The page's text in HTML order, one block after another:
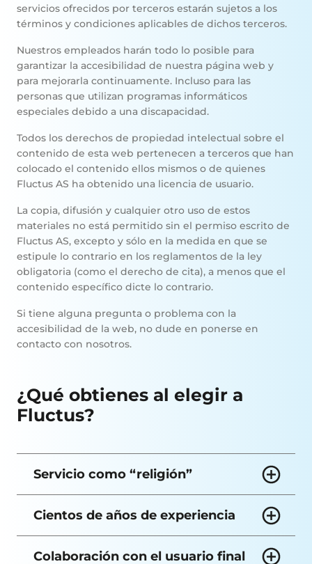
servicios ofrecidos por terceros estarán sujetos a los
términos y condiciones aplicables de dichos terceros.
Nuestros empleados harán todo lo posible para
garantizar la accesibilidad de nuestra página web y
para mejorarla continuamente. Incluso para las
personas que utilizan programas informáticos
especiales debido a una discapacidad.
Todos los derechos de propiedad intelectual sobre el
contenido de esta web pertenecen a terceros que han
colocado el contenido ellos mismos o de quienes
Fluctus AS ha obtenido una licencia de usuario.
La copia, difusión y cualquier otro uso de estos
materiales no está permitido sin el permiso escrito de
Fluctus AS, excepto y sólo en la medida en que se
estipule lo contrario en los reglamentos de la ley
obligatoria (como el derecho de cita), a menos que el
contenido específico dicte lo contrario.
Si tiene alguna pregunta o problema con la
accesibilidad de la web, no dude en ponerse en
contacto con nosotros.
¿Qué obtienes al elegir a
Fluctus?
Servicio como “religión”
Cientos de años de experiencia
Colaboración con el usuario final